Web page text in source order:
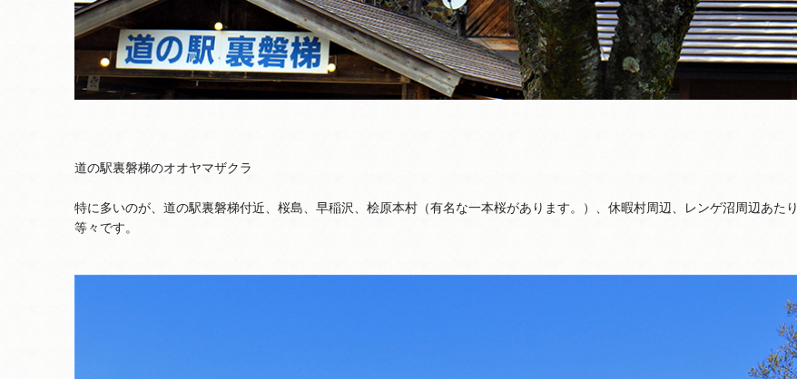
道の駅裏磐梯のオオヤマザクラ
特に多いのが、道の駅裏磐梯付近、桜島、早稲沢、桧原本村（有名な一本桜があります。）、休暇村周辺、レンゲ沼周辺あたり
等々です。